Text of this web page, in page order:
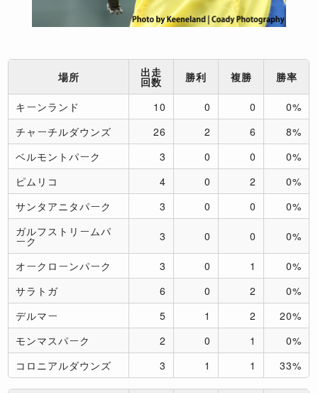
場所 出走
回数 勝利 複勝 勝率
キーンランド 10 0 0
0%
チャーチルダウンズ
26 2 6
8%
ベルモントパーク
3 0 0
0%
ピムリコ
4 0 2
0%
サンタアニタパーク
3 0 0
0%
ガルフストリームパ
ーク 3 0 0 0%
オークローンパーク 3 0 1
0%
サラトガ
6 0 2
0%
デルマー
5 1 2
20%
モンマスパーク
2 0 1
0%
コロニアルダウンズ
3 1 1 33%